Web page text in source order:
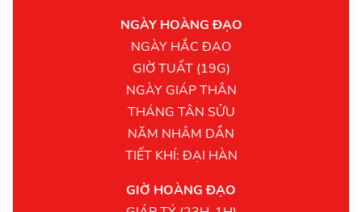
NGÀY HOÀNG ĐẠO
NGÀY HẮC ĐẠO
GIỜ TUẤT (19G)
NGÀY GIÁP THÂN
THÁNG TÂN SỬU
NĂM NHÂM DẦN
TIẾT KHÍ: ĐẠI HÀN
GIỜ HOÀNG ĐẠO